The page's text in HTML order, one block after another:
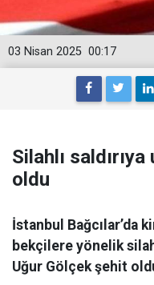
00:17
03 Nisan 2025
Silahlı
oldu
İstanbul Bağcılar’da
bekçilere yönelik
Uğur Gölçek şehit